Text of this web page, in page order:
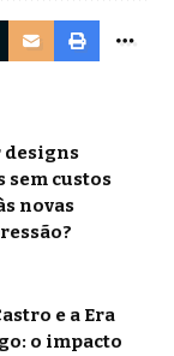
designs
sem custos
novas
e a Era
o impacto